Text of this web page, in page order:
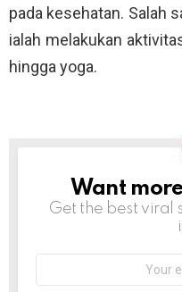
pada kesehatan. Salah
ialah melakukan
hingga yoga.
NEWSLETTER
Want
Get the best viral